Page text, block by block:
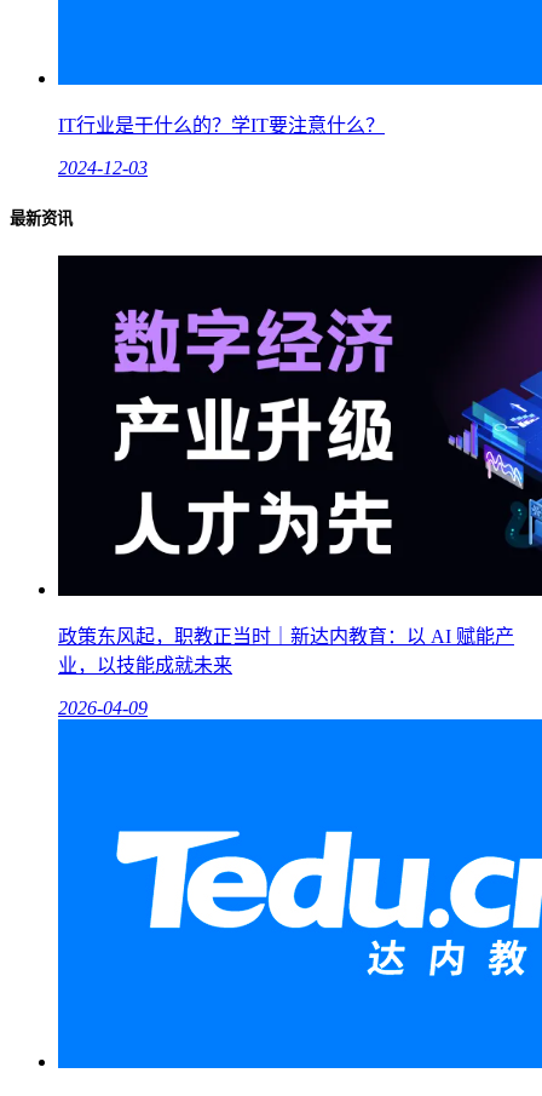
IT行业是干什么的？学IT要注意什么？
2024-12-03
最新资讯
政策东风起，职教正当时｜新达内教育：以 AI 赋能产
业，以技能成就未来
2026-04-09